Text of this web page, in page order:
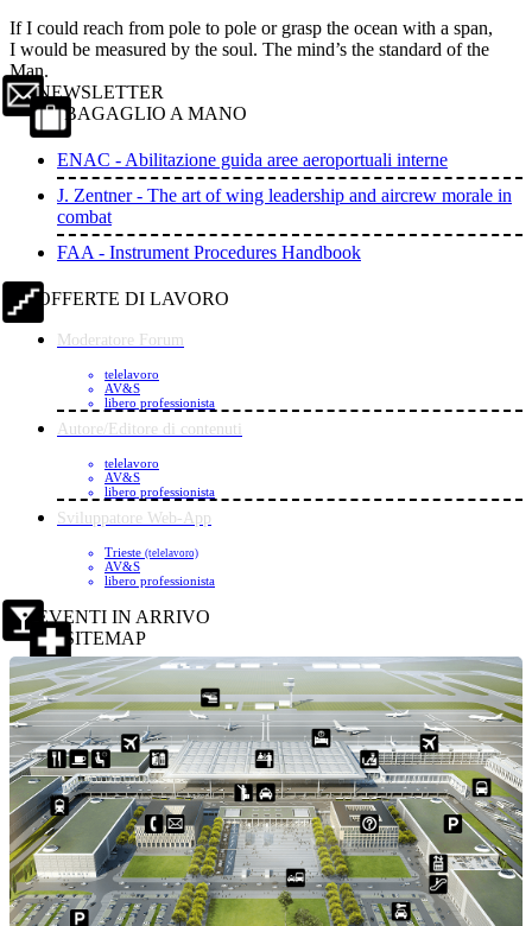
If I could reach from pole to pole or grasp the ocean with a span,
I would be measured by the soul. The mind’s the standard of the
Man.
NEWSLETTER
BAGAGLIO A MANO
ENAC - Abilitazione guida aree aeroportuali interne
J. Zentner - The art of wing leadership and aircrew morale in
combat
FAA - Instrument Procedures Handbook
OFFERTE DI LAVORO
Moderatore Forum
telelavoro
AV&S
libero professionista
Autore/Editore di contenuti
telelavoro
AV&S
libero professionista
Sviluppatore Web-App
Trieste (telelavoro)
AV&S
libero professionista
EVENTI IN ARRIVO
SITEMAP